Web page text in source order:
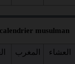
musulman
المغرب العشاء